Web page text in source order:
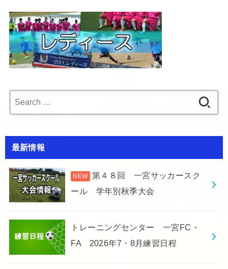
for:
最新情報
第４８回 一宮サッカースク
ール 学年別秋季大会
トレーニングセンター 一宮FC・
FA 2026年7・8月練習日程